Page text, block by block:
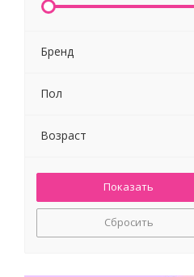
Бренд
Пол
Возраст
Сбросить